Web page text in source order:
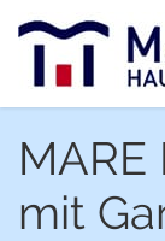
MARE
mit